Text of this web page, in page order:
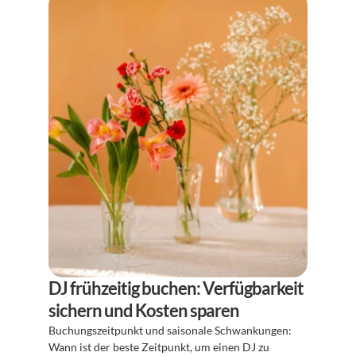
DJ frühzeitig buchen: Verfügbarkeit
sichern und Kosten sparen
Buchungszeitpunkt und saisonale Schwankungen:
Wann ist der beste Zeitpunkt, um einen DJ zu